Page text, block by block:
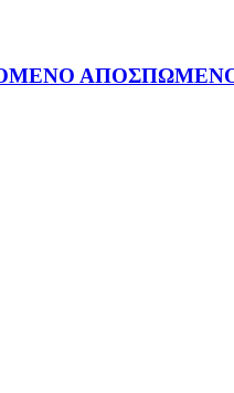
ΑΠΟΣΠΩΜΕΝΟ